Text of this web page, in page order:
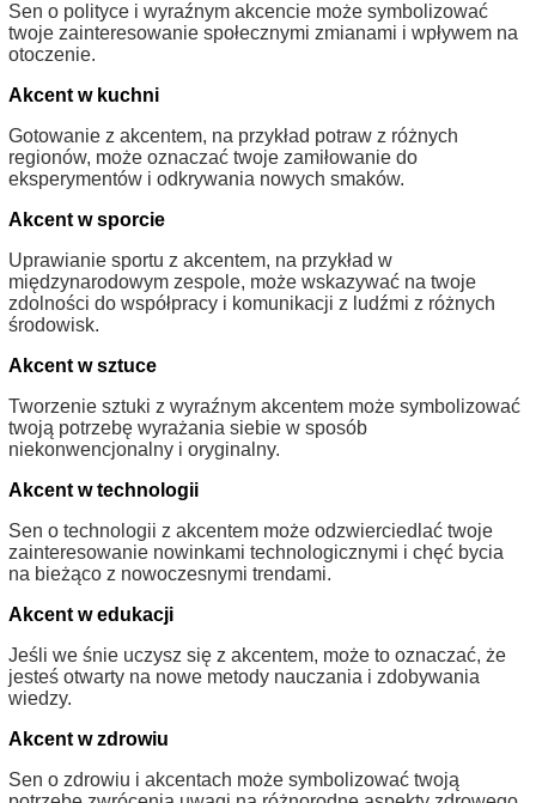
Sen o polityce i wyraźnym akcencie może symbolizować
twoje zainteresowanie społecznymi zmianami i wpływem na
otoczenie.
Akcent w kuchni
Gotowanie z akcentem, na przykład potraw z różnych
regionów, może oznaczać twoje zamiłowanie do
eksperymentów i odkrywania nowych smaków.
Akcent w sporcie
Uprawianie sportu z akcentem, na przykład w
międzynarodowym zespole, może wskazywać na twoje
zdolności do współpracy i komunikacji z ludźmi z różnych
środowisk.
Akcent w sztuce
Tworzenie sztuki z wyraźnym akcentem może symbolizować
twoją potrzebę wyrażania siebie w sposób
niekonwencjonalny i oryginalny.
Akcent w technologii
Sen o technologii z akcentem może odzwierciedlać twoje
zainteresowanie nowinkami technologicznymi i chęć bycia
na bieżąco z nowoczesnymi trendami.
Akcent w edukacji
Jeśli we śnie uczysz się z akcentem, może to oznaczać, że
jesteś otwarty na nowe metody nauczania i zdobywania
wiedzy.
Akcent w zdrowiu
Sen o zdrowiu i akcentach może symbolizować twoją